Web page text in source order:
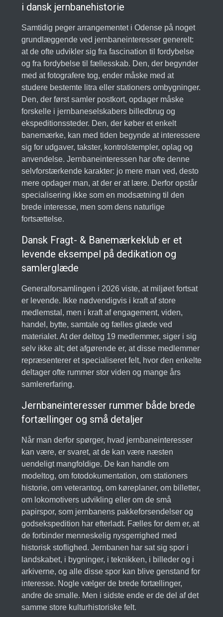
i dansk jernbanehistorie
Samtidig peger arrangementet i Odense på noget
grundlæggende ved jernbaneinteresser generelt:
at de ofte udvikler sig fra fascination til fordybelse
og fra fordybelse til fællesskab. Den, der begynder
med at fotografere tog, ender måske med at
studere bestemte litra eller stationers ombygninger.
Den, der først samler postkort, opdager måske
forskelle i jernbaneselskabers billedbrug og
ekspeditionssteder. Den, der køber et enkelt
banemærke, kan med tiden begynde at interessere
sig for udgaver, takster, kontrolstempler, oplag og
anvendelse. Jernbaneinteressen har ofte denne
selvforstærkende karakter: jo mere man ved, desto
mere opdager man, at der er at lære. Derfor opstår
specialisering ikke som en modsætning til den
brede interesse, men som dens naturlige
fortsættelse.
Dansk Fragt- & Banemærkeklub er et
levende eksempel på dedikation og
samlerglæde
Generalforsamlingen i 2026 viste, at miljøet fortsat
er levende. Ikke nødvendigvis i kraft af store
medlemstal, men i kraft af engagement, viden,
handel, bytte, samtale og fælles glæde ved
materialet. At der deltog 19 medlemmer, siger i sig
selv ikke alt; det afgørende er, at disse medlemmer
repræsenterer et specialiseret felt, hvor den enkelte
deltager ofte rummer stor viden og mange års
samlererfaring.
Jernbaneinteresser rummer både brede
fortællinger og små detaljer
Når man derfor spørger, hvad jernbaneinteresser
kan være, er svaret, at de kan være næsten
uendeligt mangfoldige. De kan handle om
modeltog, om fotodokumentation, om stationers
historie, om veterantog, om køreplaner, om billetter,
om lokomotivers udvikling eller om de små
papirspor, som jernbanens pakkeforsendelser og
godsekspedition har efterladt. Fælles for dem er, at
de forbinder menneskelig nysgerrighed med
historisk stoflighed. Jernbanen har sat sig spor i
landskabet, i bygninger, i teknikken, i billeder og i
arkiverne, og alle disse spor kan blive genstand for
interesse. Nogle vælger de brede fortællinger,
andre de smalle. Men i sidste ende er de del af det
samme store kulturhistoriske felt.